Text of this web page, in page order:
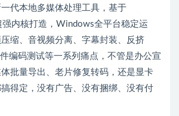
代本地多媒体处理工具，基于
强内核打造，Windows全平台稳定运
缩、音视频分离、字幕封装、反挤
编码测试等一系列痛点，不管是办公宣
批量导出、老片修复转码，还是显卡
得定，没有广告、没有捆绑、没有付